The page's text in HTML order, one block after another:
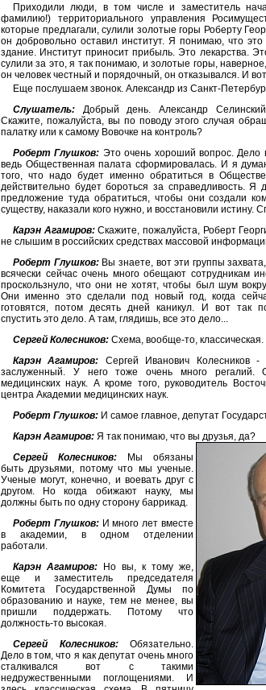
Приходили люди, в том числе и заместитель
фамилию!) территориального управления
которые предлагали, сулили золотые горы Роберту
он добровольно оставил институт. Я понимаю, что это
здание. Институт приносит прибыль. Это лекарства.
сулили за это, я так понимаю, и золотые горы,
он человек честный и порядочный, он отказывался. И вот
Еще послушаем звонок. Александр из Санкт-
Слушатель: Добрый день. Александр Селинский
Скажите, пожалуйста, вы по поводу этого случая
палатку или к самому Вовочке на контроль?
Роберт Глушков: Это очень хороший вопрос. Дело
ведь Общественная палата сформировалась. И я
того, что надо будет именно обратиться в
действительно будет бороться за справедливость.
предложение туда обратиться, чтобы они создали
существу, наказали кого нужно, и восстановили истину.
Карэн Агамиров:Скажите, пожалуйста, Роберт
не слышим в российских средствах массовой
Роберт Глушков:Вы знаете, вот эти группы
всячески сейчас очень много обещают сотрудникам
проскользнуло, что они не хотят, чтобы был шум
Они именно это сделали под новый год, когда
готовятся, потом десять дней каникул. И вот так
спустить это дело. А там, глядишь, все это дело...
Сергей Колесников: Схема, вообще-то, классическая.
Карэн Агамиров: Сергей Иванович Колесников
заслуженный. У него тоже очень много регалий.
медицинских наук. А кроме того, руководитель
центра Академии медицинских наук.
Роберт Глушков: И самое главное, депутат
Карэн Агамиров: Я так понимаю, что вы друзья, да?
Сергей Колесников: Мы обязаны
быть друзьями, потому что мы ученые.
Ученые могут, конечно, и воевать друг с
другом. Но когда обижают науку, мы
должны быть по одну сторону баррикад.
Роберт Глушков:И много лет вместе
в академии, в одном отделении
работали.
Карэн Агамиров: Но вы, к тому же,
еще и заместитель председателя
Комитета Государственной Думы по
образованию и науке, тем не менее, вы
пришли поддержать. Потому что
должность-то высокая.
Сергей Колесников:Обязательно.
Дело в том, что я как депутат очень много
сталкивался вот с такими
недружественными поглощениями. И